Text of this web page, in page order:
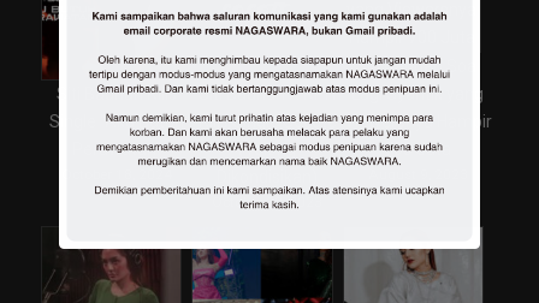
Siti Badriah Rilis
Single “Aku Butuh
Perawatan”
Siti Badriah X RPH
Rilis Single Cocote
(Tolong
October 30, 2023
Siti Badriah Soal
Lagi Syantik yang
Viewersnya Hampir
700 Juta